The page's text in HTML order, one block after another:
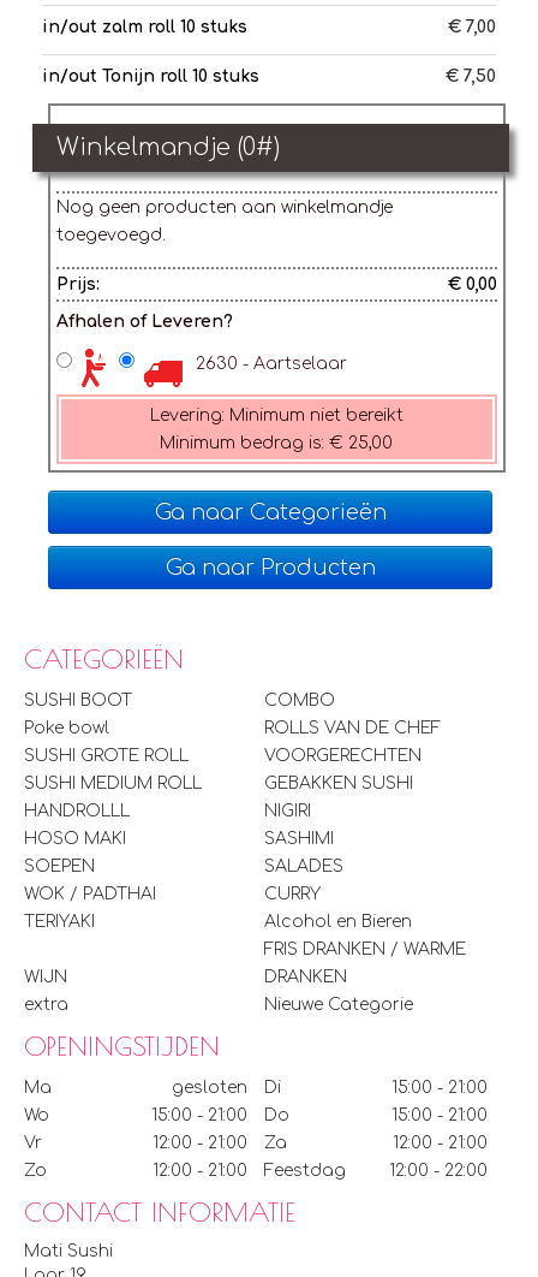
in/out zalm roll 10 stuks € 7,00
in/out Tonijn roll 10 stuks € 7,50
Winkelmandje (0#)
Nog geen producten aan winkelmandje
toegevoegd.
Prijs: € 0,00
Afhalen of Leveren?
2630 - Aartselaar
Levering: Minimum niet bereikt
Minimum bedrag is:€ 25,00
Ga naar Categorieën
Ga naar Producten
CATEGORIEËN
SUSHI BOOT
COMBO
Poke bowl
ROLLS VAN DE CHEF
SUSHI GROTE ROLL
VOORGERECHTEN
SUSHI MEDIUM ROLL
GEBAKKEN SUSHI
HANDROLLL
NIGIRI
HOSO MAKI
SASHIMI
SOEPEN
SALADES
WOK / PADTHAI
CURRY
TERIYAKI
Alcohol en Bieren
WIJN
FRIS DRANKEN / WARME
DRANKEN
extra
Nieuwe Categorie
OPENINGSTIJDEN
Ma gesloten Di
15:00 - 21:00
Wo
15:00 - 21:00 Do
15:00 - 21:00
Vr
12:00 - 21:00 Za
12:00 - 21:00
Zo
12:00 - 21:00 Feestdag 12:00 - 22:00
CONTACT INFORMATIE
Mati Sushi